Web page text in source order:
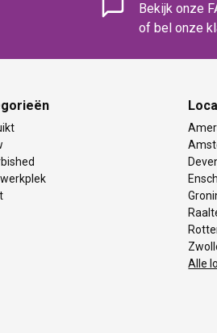
Bekijk onze
of bel onze
Alle